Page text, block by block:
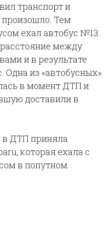
транспорт и
Тем
ехал автобус №13.
между
и в результате
Одна из «автобусных»
в момент ДТП и
доставили в
ДТП приняла
которая ехала с
в попутном